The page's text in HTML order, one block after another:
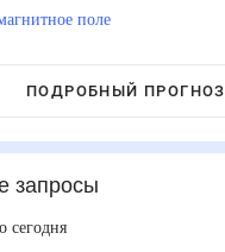
поле
ПОДРОБНЫЙ ПРОГНОЗ
запросы
сегодня